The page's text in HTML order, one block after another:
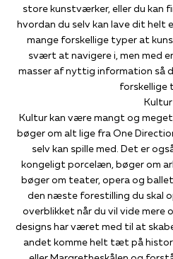
store kunstværker, eller du kan
hvordan du selv kan lave dit helt
mange forskellige typer at
svært at navigere i, men med
masser af nyttig information så
forskellige
Kultur
Kultur kan være mangt og
bøger om alt lige fra One
selv kan spille med. Det er
kongeligt porcelæn, bøger om
bøger om teater, opera og
den næste forestilling du skal
overblikket når du vil vide mere
designs har været med til at
andet komme helt tæt på